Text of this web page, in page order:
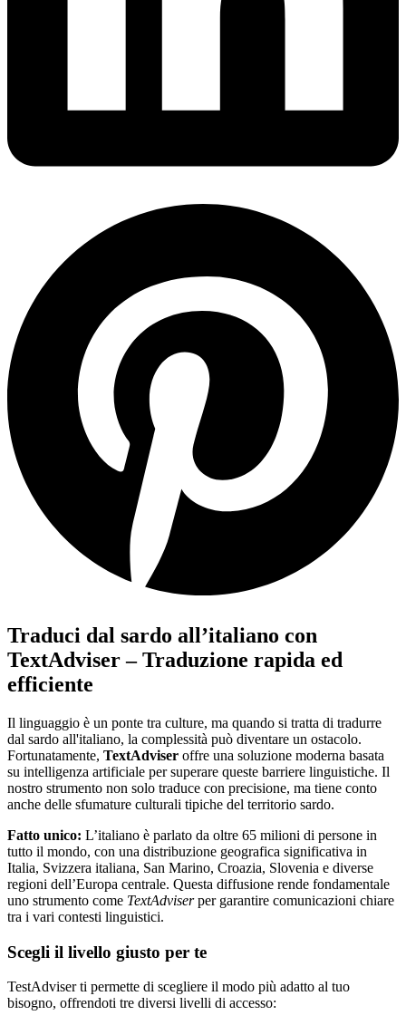
Traduci dal sardo all’italiano con
TextAdviser – Traduzione rapida ed
efficiente
Il linguaggio è un ponte tra culture, ma quando si tratta di tradurre
dal sardo all'italiano, la complessità può diventare un ostacolo.
Fortunatamente, TextAdviser offre una soluzione moderna basata
su intelligenza artificiale per superare queste barriere linguistiche. Il
nostro strumento non solo traduce con precisione, ma tiene conto
anche delle sfumature culturali tipiche del territorio sardo.
Fatto unico: L’italiano è parlato da oltre 65 milioni di persone in
tutto il mondo, con una distribuzione geografica significativa in
Italia, Svizzera italiana, San Marino, Croazia, Slovenia e diverse
regioni dell’Europa centrale. Questa diffusione rende fondamentale
uno strumento come TextAdviserper garantire comunicazioni chiare
tra i vari contesti linguistici.
Scegli il livello giusto per te
TestAdviser ti permette di scegliere il modo più adatto al tuo
bisogno, offrendoti tre diversi livelli di accesso: